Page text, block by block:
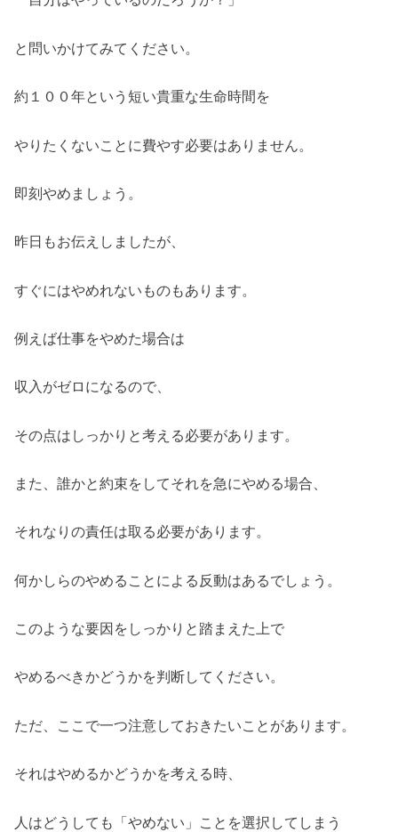
と問いかけてみてください。
約１００年という短い貴重な生命時間を
やりたくないことに費やす必要はありません。
即刻やめましょう。
昨日もお伝えしましたが、
すぐにはやめれないものもあります。
例えば仕事をやめた場合は
収入がゼロになるので、
その点はしっかりと考える必要があります。
また、誰かと約束をしてそれを急にやめる場合、
それなりの責任は取る必要があります。
何かしらのやめることによる反動はあるでしょう。
このような要因をしっかりと踏まえた上で
やめるべきかどうかを判断してください。
ただ、ここで一つ注意しておきたいことがあります。
それはやめるかどうかを考える時、
人はどうしても「やめない」ことを選択してしまう